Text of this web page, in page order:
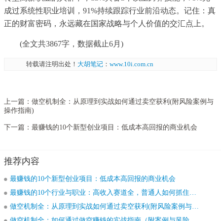
成过系统性职业培训，91%持续跟踪行业前沿动态。记住：真
正的财富密码，永远藏在国家战略与个人价值的交汇点上。
(全文共3867字，数据截止6月)
转载请注明出处！ 大胡笔记 ： www.10i.com.cn
上一篇： 做空机制全：从原理到实战如何通过卖空获利(附风险案例与
操作指南)
下一篇： 最赚钱的10个新型创业项目：低成本高回报的商业机会
推荐内容
最赚钱的10个新型创业项目：低成本高回报的商业机会
最赚钱的10个行业与职业：高收入赛道全，普通人如何抓住风口
做空机制全：从原理到实战如何通过卖空获利(附风险案例与操作指南)